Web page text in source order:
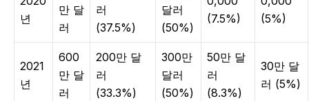
년
만 달
러
러
(37.5%)
달러
(50%)
(7.5%)
(5%)
2021
년
600
만 달
러
200만 달
러
(33.3%)
300만
달러
(50%)
50만 달
러
(8.3%)
30만 달
러 (5%)